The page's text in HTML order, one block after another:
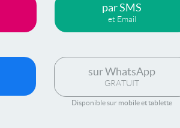
par SMS
et Email
sur WhatsApp
GRATUIT
Disponible sur mobile et tablette